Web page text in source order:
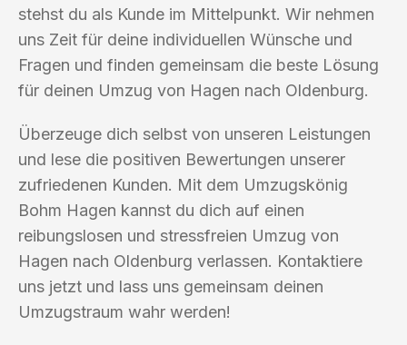
stehst du als Kunde im Mittelpunkt. Wir nehmen
uns Zeit für deine individuellen Wünsche und
Fragen und finden gemeinsam die beste Lösung
für deinen Umzug von Hagen nach Oldenburg.
Überzeuge dich selbst von unseren Leistungen
und lese die positiven Bewertungen unserer
zufriedenen Kunden. Mit dem Umzugskönig
Bohm Hagen kannst du dich auf einen
reibungslosen und stressfreien Umzug von
Hagen nach Oldenburg verlassen. Kontaktiere
uns jetzt und lass uns gemeinsam deinen
Umzugstraum wahr werden!